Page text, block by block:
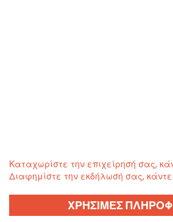
Καταχωρίστε την επιχείρησή σας,
Διαφημίστε την εκδήλωσή σας,
ΧΡΗΣΙΜΕΣ